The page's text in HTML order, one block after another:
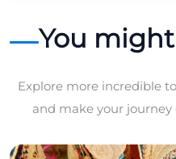
You
Explore more incredible
and make your